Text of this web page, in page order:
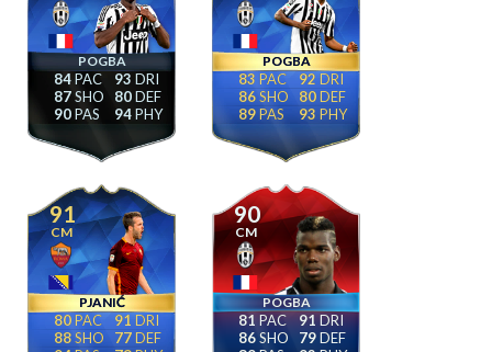
POGBA
84
87
90
93
80
94
POGBA
83
86
89
92
80
93
91
CM
PJANIĆ
80
88
91
77
90
CM
POGBA
81
86
91
79